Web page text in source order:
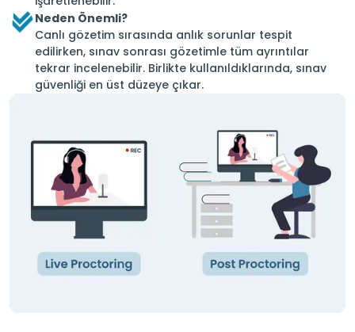
Neden Önemli?
Canlı gözetim sırasında anlık sorunlar tespit
edilirken, sınav sonrası gözetimle tüm ayrıntılar
tekrar incelenebilir. Birlikte kullanıldıklarında, sınav
güvenliği en üst düzeye çıkar.